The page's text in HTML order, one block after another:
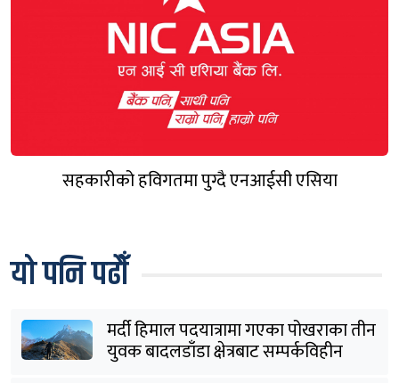
सहकारीको हविगतमा पुग्दै एनआईसी एसिया
यो पनि पढौँ
मर्दी हिमाल पदयात्रामा गएका पोखराका तीन
युवक बादलडाँडा क्षेत्रबाट सम्पर्कविहीन